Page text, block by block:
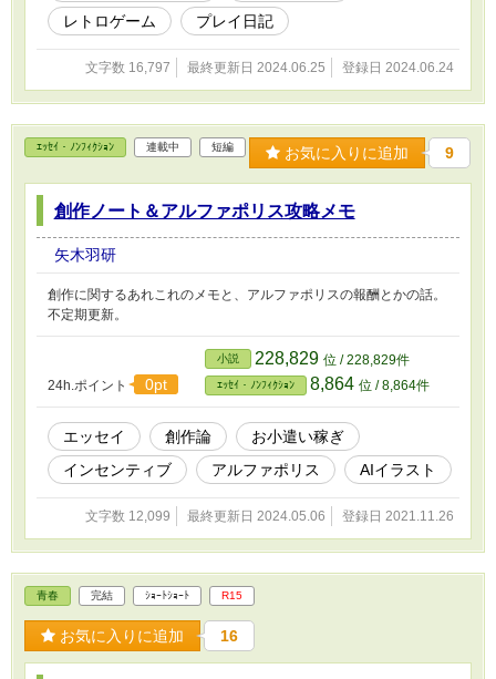
侵害する意図はございません。 このページで利
用している株式会社スクウェア・エニックスを
代表とする共同著作者が権利を所有する画像の
転載・配布は禁止いたします。 © 1988,1996
ARMOR PROJECT/BIRD STUDIO/SPIKE
CHUNSOFT/SQUARE ENIX All Rights
Reserved.
レトロゲーム
プレイ日記
文字数 16,797 最終更新日 2024.06.25 登録日 2024.06.24
ｴｯｾｲ・ﾉﾝﾌｨｸｼｮﾝ 連載中 短編 お気に入りに追加 9
創作ノート＆アルファポリス攻略メモ
矢木羽研
創作に関するあれこれのメモと、アルファポリスの報酬とかの話。
不定期更新。
24h.ポイント 0pt
小説 228,829 位 / 228,829件
ｴｯｾｲ・ﾉﾝﾌｨｸｼｮﾝ 8,864 位 / 8,864件
エッセイ 創作論
お小遣い稼ぎ
インセンティブ
アルファポリス AIイラスト
文字数 12,099 最終更新日 2024.05.06 登録日 2021.11.26
青春 完結 ｼｮｰﾄｼｮｰﾄ R15
お気に入りに追加 16